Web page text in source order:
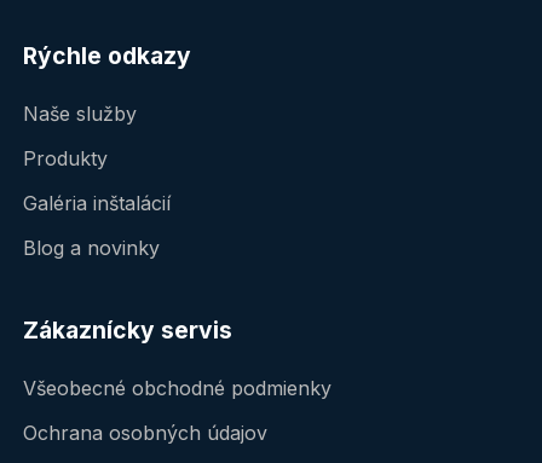
Rýchle odkazy
Naše služby
Produkty
Galéria inštalácií
Blog a novinky
Zákaznícky servis
Všeobecné obchodné podmienky
Ochrana osobných údajov